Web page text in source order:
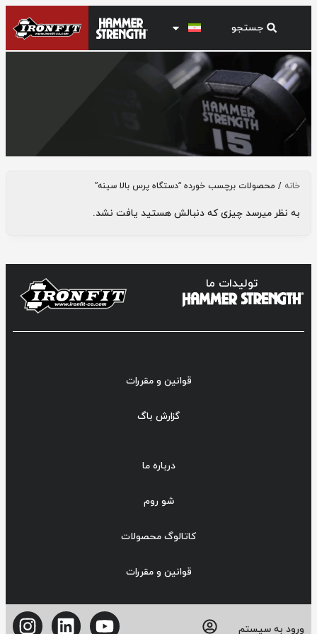
دستگاه پرس بالا سینهخانه / محصولات برچسب خورده “دستگاه پرس بالا سینه”
به نظر میرسد چیزی که دنبالش هستید یافت نشد.
تولیدات ما
قوانین و مقررات
گزارش باگ
درباره ما
شو روم
کاتالوگ محصولات
قوانین و مقررات
ورود به سیستم